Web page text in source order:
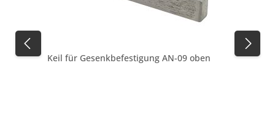
Keil für Gesenkbefestigung AN-09 oben